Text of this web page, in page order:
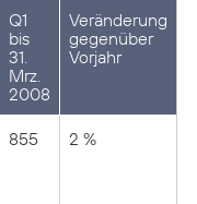
Q1
bis
31.
Mrz.
2008
Veränderung
gegenüber
Vorjahr
855 2 %